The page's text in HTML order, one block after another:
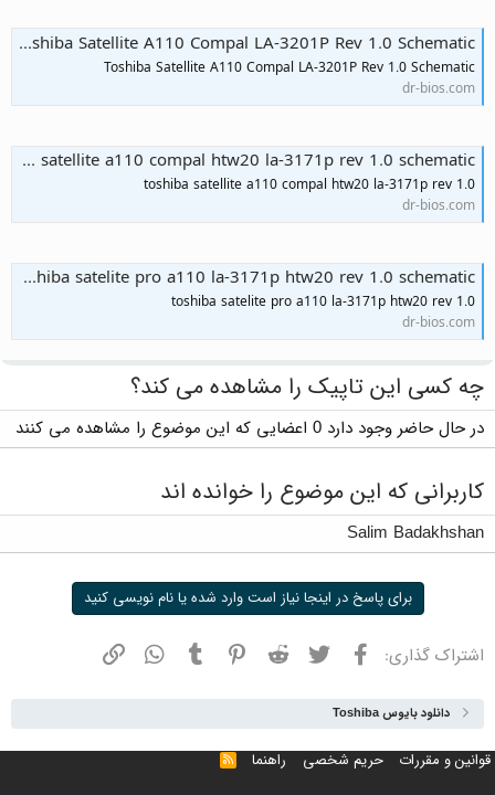
Toshiba Satellite A110 Compal LA-3201P Rev 1.0 Schematic
Toshiba Satellite A110 Compal LA-3201P Rev 1.0 Schematic
dr-bios.com
toshiba satellite a110 compal htw20 la-3171p rev 1.0 schematic
toshiba satellite a110 compal htw20 la-3171p rev 1.0
dr-bios.com
toshiba satelite pro a110 la-3171p htw20 rev 1.0 schematic
toshiba satelite pro a110 la-3171p htw20 rev 1.0
dr-bios.com
چه کسی این تاپیک را مشاهده می کند؟
در حال حاضر وجود دارد 0 اعضایی که این موضوع را مشاهده می کنند
کاربرانی که این موضوع را خوانده اند
Salim Badakhshan
برای پاسخ در اینجا نیاز است وارد شده یا نام نویسی کنید
اشتراک گذاری: فیسبوک توییتر ردیت پینترستتامبلر واتسپ
دانلود بایوس Toshiba
قوانین و مقررات حریم شخصی راهنما خوراک